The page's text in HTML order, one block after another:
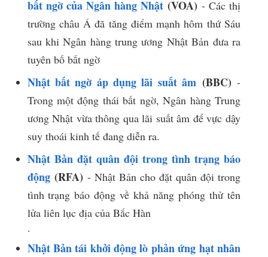
bất ngờ của Ngân hàng Nhật(VOA) - Các thị
trường châu Á đã tăng điểm mạnh hôm thứ Sáu
sau khi Ngân hàng trung ương Nhật Bản đưa ra
tuyên bố bất ngờ
Nhật bất ngờ áp dụng lãi suất âm (BBC) -
Trong một động thái bất ngờ, Ngân hàng Trung
ương Nhật vừa thông qua lãi suất âm để vực dậy
suy thoái kinh tế đang diễn ra.
Nhật Bản đặt quân đội trong tình trạng báo
động(RFA) - Nhật Bản cho đặt quân đội trong
tình trạng báo động về khả năng phóng thử tên
lửa liên lục địa của Bắc Hàn
​.​
Nhật Bản tái khởi động lò phản ứng hạt nhân